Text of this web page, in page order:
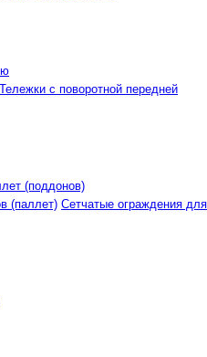
Тележки с поворотной передней
(поддонов)
(паллет) Сетчатые ограждения для